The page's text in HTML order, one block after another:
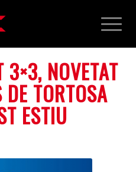
3×3, NOVETAT
TORTOSA
ESTIU